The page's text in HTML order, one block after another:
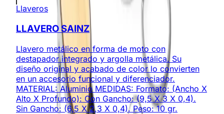
Llaveros
LLAVERO SAINZ
Llavero metálico en forma de moto con
destapador integrado y argolla metálica. Su
diseño original y acabado de color lo convierten
en un accesorio funcional y diferenciador.
MATERIAL: Aluminio MEDIDAS: Formato: (Ancho X
Alto X Profundo): Con Gancho: (9,5 X 3 X 0,4).
Sin Gancho: (6,5 X 2,3 X 0,4). Peso: 10 gr.